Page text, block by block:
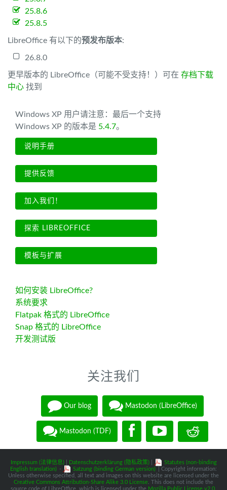
25.8.6
25.8.5
LibreOffice 有以下的预发布版本:
26.8.0
更早版本的 LibreOffice（可能不受支持！）可在 存档下载
中心 找到
Windows XP 用户请注意：最后一个支持
Windows XP 的版本是 5.4.7。
说明手册
提供反馈
加入我们！
探索 LIBREOFFICE
模板与扩展
如何安装 LibreOffice?
系统要求
Flatpak 格式的 LibreOffice
Snap 格式的 LibreOffice
开发测试版
关注我们
Our blog Mastodon (LibreOffice)
Mastodon (TDF)
Impressum (法律信息)| Datenschutzerklärung (隐私政策)|
Statutes (non-binding
English translation) - Satzung (binding German version)
| Copyright information:
Unless otherwise specified, all text and images on this website are licensed under the
Creative Commons Attribution-Share Alike 3.0 License . This does not include the
source code of LibreOffice, which is licensed under the Mozilla Public License v2.0